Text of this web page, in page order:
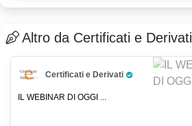
Altro da Certificati e Derivati
Certificati e Derivati
Pro Trader
IL WEBINAR DI OGGI ...